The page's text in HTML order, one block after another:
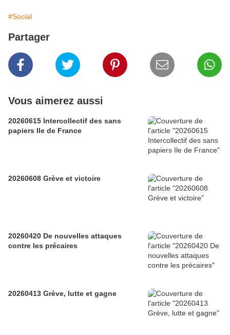
#Social
Partager
Vous aimerez aussi
20260615 Intercollectif des sans
papiers Ile de France
20260608 Grève et victoire
20260420 De nouvelles attaques
contre les précaires
20260413 Grève, lutte et gagne